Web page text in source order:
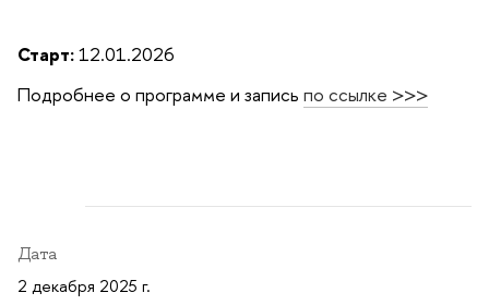
Старт:12.01.2026
Подробнее о программе и запись по ссылке >>>
Дата
2 декабря 2025 г.